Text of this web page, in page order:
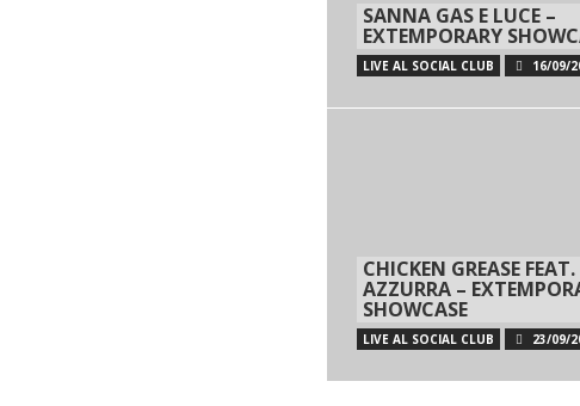
SANNA GAS E LUCE –
EXTEMPORARY
LIVE AL SOCIAL CLUB 16/09/
CHICKEN GREASE FEAT.
AZZURRA –
SHOWCASE
LIVE AL SOCIAL CLUB 23/09/